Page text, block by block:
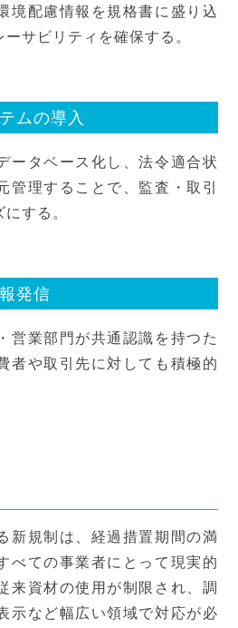
境配慮情報を規格書に盛り込
サビリティを確保する。
ムの導入
ータベース化し、法令適合状
管理することで、監査・取引
する。
発信
営業部門が共通認識を持つた
者や取引先に対しても積極的
新規制は、経過措置期間の満
べての事業者にとって現実的
来資材の使用が制限され、調
示など幅広い領域で対応が必